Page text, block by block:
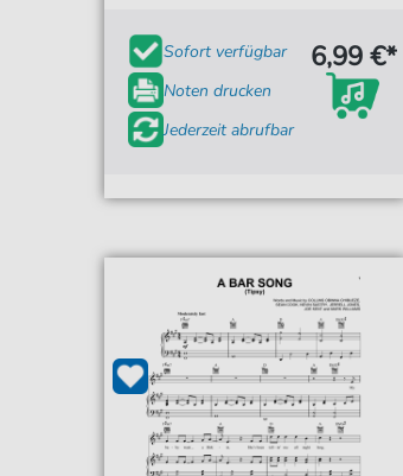
Sofort verfügbar
Noten drucken
Jederzeit abrufbar
6,99 €*